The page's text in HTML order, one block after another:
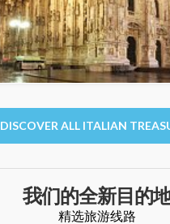
DISCOVER ALL ITALIAN
我们的全新目的
精选旅游线路